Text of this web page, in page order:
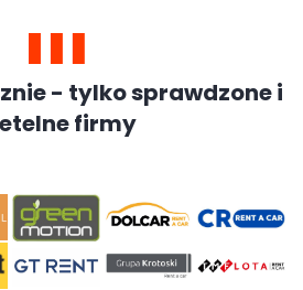
- tylko sprawdzone i
firmy